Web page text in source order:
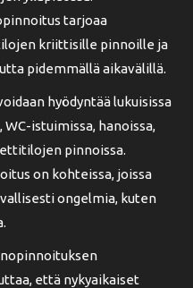
tarjoaa
kriittisille pinnoille ja
pidemmällä aikavälillä.
hyödyntää lukuisissa
WC-istuimissa, hanoissa,
pinnoissa.
on kohteissa, joissa
ongelmia, kuten
että nykyaikaiset